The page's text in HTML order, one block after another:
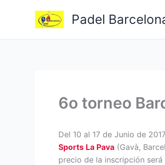
contenido
Padel
6o torneo
Del 10 al 17 de Junio de
Sports La Pava (Gavà,
precio de la inscripción